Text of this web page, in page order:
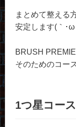
まとめて整える
安定します(｀･ω･
BRUSH
そのためのコー
1つ星コー